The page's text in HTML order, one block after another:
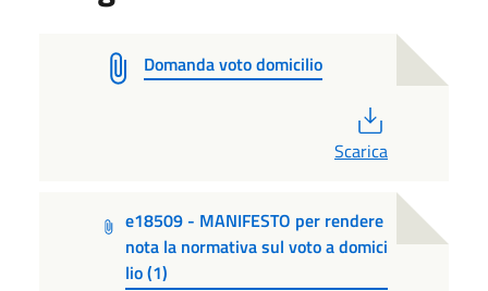
Domanda voto domicilio
Scarica
e18509 - MANIFESTO per rendere
nota la normativa sul voto a domici
lio (1)